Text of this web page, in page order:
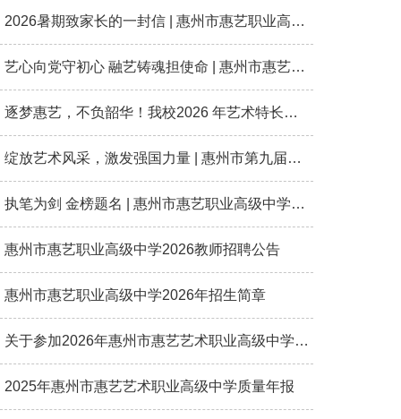
2026暑期致家长的一封信 | 惠州市惠艺职业高级中学
艺心向党守初心 融艺铸魂担使命 | 惠州市惠艺职业高级中学开展“艺心向党 礼赞七一”主题党日活动
逐梦惠艺，不负韶华！我校2026 年艺术特长生专业考试圆满落幕。
绽放艺术风采，激发强国力量 | 惠州市第九届中小学生艺术展演在我校华美收官！
执笔为剑 金榜题名 | 惠州市惠艺职业高级中学2026高考送考
惠州市惠艺职业高级中学2026教师招聘公告
惠州市惠艺职业高级中学2026年招生简章
关于参加2026年惠州市惠艺艺术职业高级中学艺术特长生招生考试的通知
2025年惠州市惠艺艺术职业高级中学质量年报